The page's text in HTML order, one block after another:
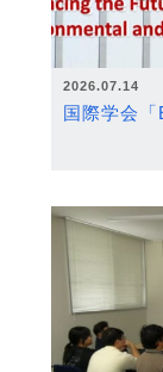
2026.07.14
国際学会